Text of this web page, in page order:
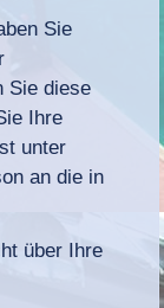
Sie
Sie diese
Ihre
unter
an die in
über Ihre